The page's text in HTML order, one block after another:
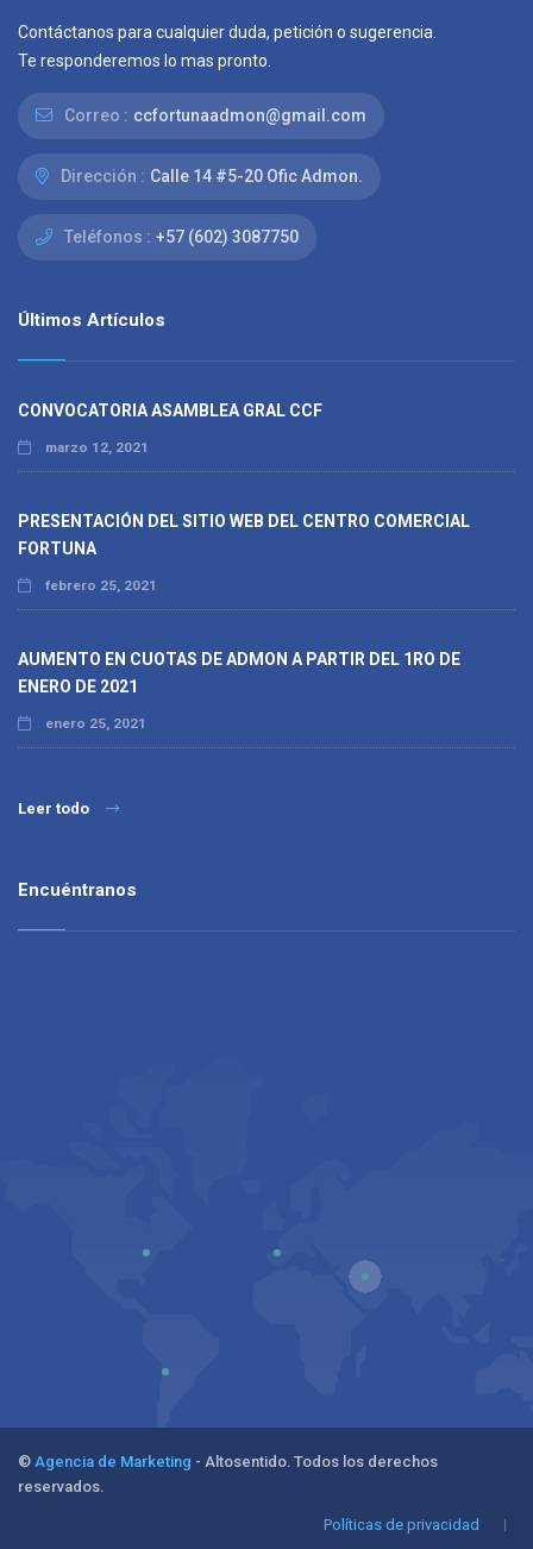
Contáctanos para cualquier duda, petición o sugerencia.
Te responderemos lo mas pronto.
Correo : ccfortunaadmon@gmail.com
Dirección : Calle 14 #5-20 Ofic Admon.
Teléfonos : +57 (602) 3087750
Últimos Artículos
CONVOCATORIA ASAMBLEA GRAL CCF
marzo 12, 2021
PRESENTACIÓN DEL SITIO WEB DEL CENTRO COMERCIAL
FORTUNA
febrero 25, 2021
AUMENTO EN CUOTAS DE ADMON A PARTIR DEL 1RO DE
ENERO DE 2021
enero 25, 2021
Leer todo
Encuéntranos
© Agencia de Marketing - Altosentido. Todos los derechos
reservados.
Políticas de privacidad